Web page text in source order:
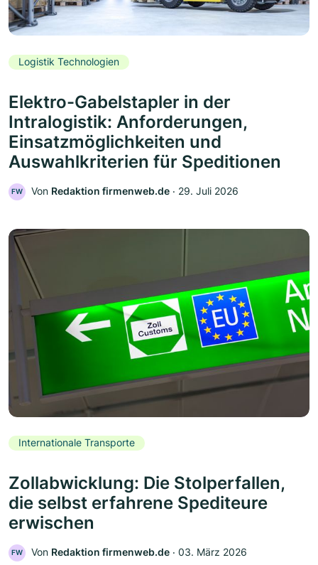
Logistik Technologien
Elektro-Gabelstapler in der
Intralogistik: Anforderungen,
Einsatzmöglichkeiten und
Auswahlkriterien für Speditionen
FW Von Redaktion firmenweb.de ‧ 29. Juli 2026
Internationale Transporte
Zollabwicklung: Die Stolperfallen,
die selbst erfahrene Spediteure
erwischen
FW Von Redaktion firmenweb.de ‧ 03. März 2026